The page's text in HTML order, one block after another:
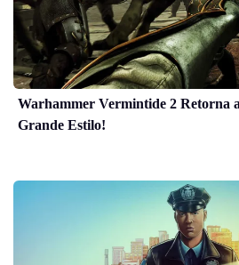
Warhammer Vermintide 2 Retorna
Grande Estilo!